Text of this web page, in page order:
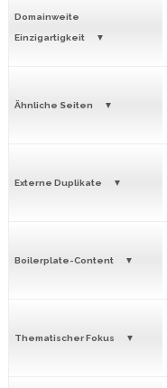
Domainweite
Einzigartigkeit
Ähnliche Seiten
Externe Duplikate
Boilerplate-Content
Thematischer Fokus